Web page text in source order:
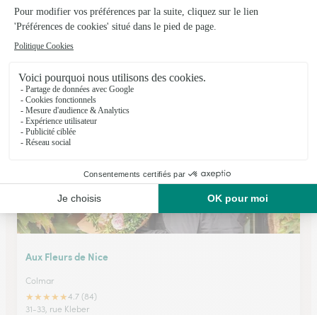
Fleurs & Prestige
Colmar
8, rue Golbéry
Voir la boutique
Aux Fleurs de Nice
Colmar
★★★★★4.7 (84)
31-33, rue Kleber